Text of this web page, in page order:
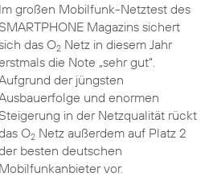
Im großen Mobilfunk-Netztest des
Magazins sichert
das O2Netz in diesem Jahr
die Note „sehr gut“.
der jüngsten
und enormen
in der Netzqualität rückt
O2Netz außerdem auf Platz 2
besten deutschen
Mobilfunkanbieter vor.